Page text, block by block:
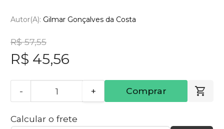
Autor(a): Gilmar Gonçalves da Costa
R$ 57,55
R$ 45,56
- + Comprar
Calcular o frete